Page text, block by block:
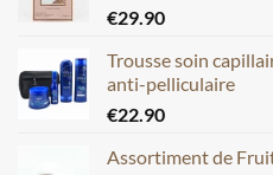
€29.90
Trousse soin
anti-pelliculaire
€22.90
Assortiment de